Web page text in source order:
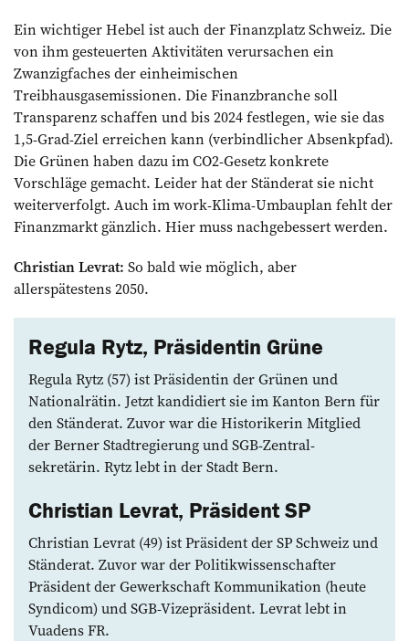
Ein wichtiger Hebel ist auch der Finanzplatz Schweiz. Die
von ihm gesteuerten Aktivitäten verursachen ein
Zwanzigfaches der einheimischen
Treibhausgasemissionen. Die Finanzbranche soll
Transparenz schaffen und bis 2024 festlegen, wie sie das
1,5-Grad-Ziel erreichen kann (verbindlicher Absenkpfad).
Die Grünen haben dazu im CO2-Gesetz konkrete
Vorschläge gemacht. Leider hat der Ständerat sie nicht
weiterverfolgt. Auch im work-Klima-Umbauplan fehlt der
Finanzmarkt gänzlich. Hier muss nachgebessert werden.
Christian Levrat: So bald wie möglich, aber
allerspätestens 2050.
Regula Rytz, Präsidentin Grüne
Regula Rytz (57) ist Präsidentin der Grünen und
Nationalrätin. Jetzt kandidiert sie im Kanton Bern für
den Ständerat. Zuvor war die ­Historikerin Mitglied
der Berner Stadtregierung und SGB-Zentral­
sekretärin. Rytz lebt in der Stadt Bern.
Christian Levrat, Präsident SP
Christian Levrat (49) ist Präsident der SP Schweiz und
Ständerat. Zuvor war der Politikwissenschafter
Präsident der Gewerkschaft Kommunikation (heute
Syndicom) und SGB-Vizepräsident. Levrat lebt in
Vuadens FR.